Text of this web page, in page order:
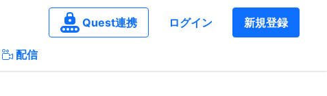
Quest連携 ログイン 新規登録
配信